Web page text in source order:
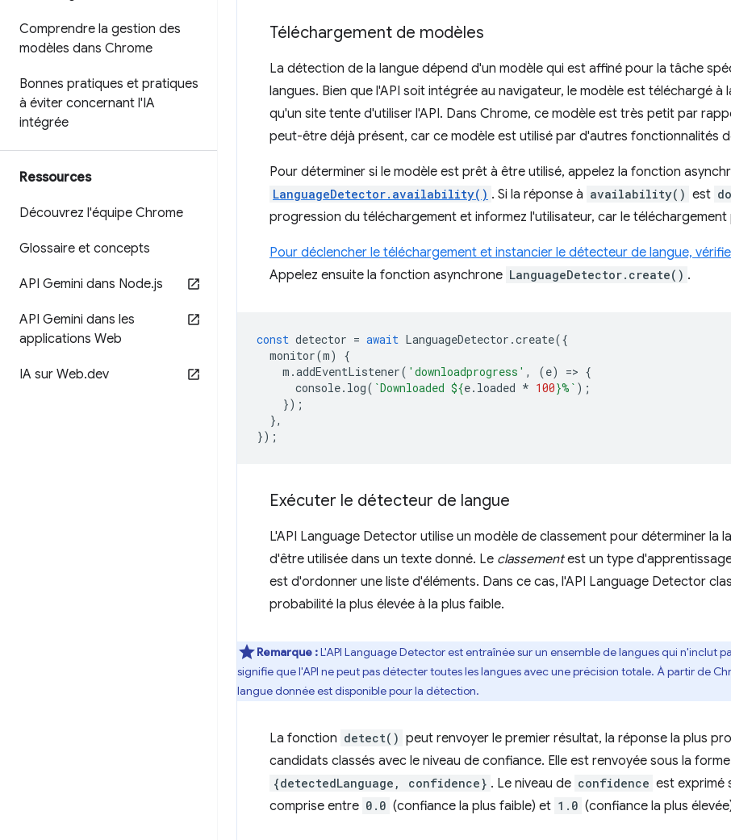
Comprendre la gestion des
modèles dans Chrome
Bonnes pratiques et pratiques
à éviter concernant l'IA
intégrée
Ressources
Découvrez l'équipe Chrome
Glossaire et concepts
API Gemini dans Node.js
API Gemini dans les
applications Web
IA sur Web.dev
Téléchargement de modèles
La détection de la langue dépend d'un modèle qui est affiné pour la tâche
langues. Bien que l'API soit intégrée au navigateur, le modèle est téléchargé à
qu'un site tente d'utiliser l'API. Dans Chrome, ce modèle est très petit par
peut-être déjà présent, car ce modèle est utilisé par d'autres fonctionnalités
Pour déterminer si le modèle est prêt à être utilisé, appelez la fonction
LanguageDetector.availability() . Si la réponse à availability() est
progression du téléchargement et informez l'utilisateur, car le
Pour déclencher le téléchargement et instancier le détecteur de langue,
Appelez ensuite la fonction asynchrone LanguageDetector.create() .
const detector = await LanguageDetector .create({
monitor(m)
{
m .addEventListener( 'downloadprogress' , (e) => {
console. log( `Downloaded ${e. loaded * 100}%` );
});
},
});
Exécuter le détecteur de langue
L'API Language Detector utilise un modèle de classement pour déterminer la
d'être utilisée dans un texte donné. Le classementest un type
est d'ordonner une liste d'éléments. Dans ce cas, l'API Language Detector
probabilité la plus élevée à la plus faible.
Remarque :L'API Language Detector est entraînée sur un ensemble de langues qui n'inclut
signifie que l'API ne peut pas détecter toutes les langues avec une précision totale. À partir de
langue donnée est disponible pour la détection.
La fonction detect() peut renvoyer le premier résultat, la réponse la plus
candidats classés avec le niveau de confiance. Elle est renvoyée sous la
{detectedLanguage, confidence} . Le niveau de confidence est exprimé
comprise entre 0.0 (confiance la plus faible) et 1.0 (confiance la plus